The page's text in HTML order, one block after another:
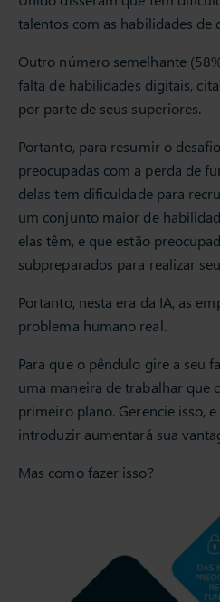
talentos com as habilidades de
Outro número semelhante
falta de habilidades digitais,
por parte de seus superiores.
Portanto, para resumir o
preocupadas com a perda de
delas tem dificuldade para
um conjunto maior de
elas têm, e que estão
subpreparados para realizar
Portanto, nesta era da IA, as
problema humano real.
Para que o pêndulo gire a seu
uma maneira de trabalhar que
primeiro plano. Gerencie isso,
introduzir aumentará sua
Mas como fazer isso?